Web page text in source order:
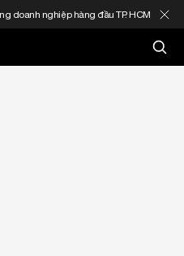
doanh nghiệp hàng đầu TP. HCM